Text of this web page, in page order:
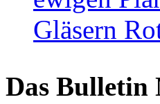
Gläsern
Das Bulletin